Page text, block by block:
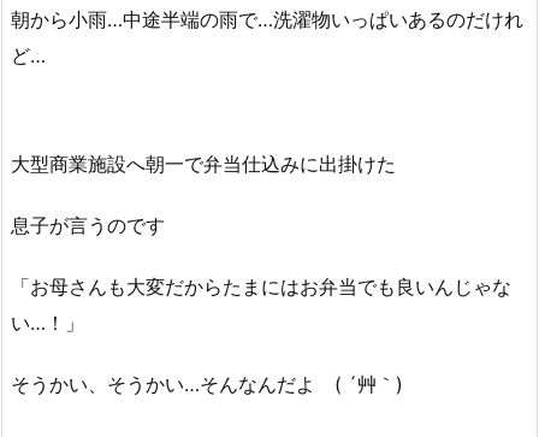
朝から小雨…中途半端の雨で…洗濯物いっぱいあるのだけれ
ど…
大型商業施設へ朝一で弁当仕込みに出掛けた
息子が言うのです
「お母さんも大変だからたまにはお弁当でも良いんじゃな
い…！」
そうかい、そうかい…そんなんだよ ( ´艸｀)